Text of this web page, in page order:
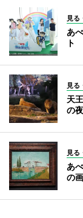
見る
あ
ト
見る
天
の
見る
あ
の